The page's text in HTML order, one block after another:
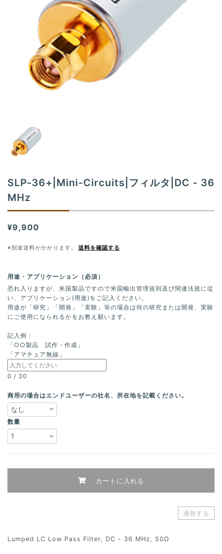
t
i
o
n
SLP-36+|Mini-Circuits|フィルタ|DC - 36
MHz
¥9,900
※別途送料がかかります。 送料を確認する
用途・アプリケーション（必須）
恐れ入りますが、米国製品ですので米国輸出管理規則及び関連法規に従
い、アプリケーション(用途)をご記入ください。
用途が「研究」「開発」「実験」等の場合は何の研究または開発、実験
にご使用になられるかをお教え願います。
記入例：
「○○製品 試作・作成」
「アマチュア無線」
0 / 30
商用の場合はエンドユーザーの社名、所在地を記載ください。
数量
カートに入れる
通報する
Lumped LC Low Pass Filter, DC - 36 MHz, 50Ω